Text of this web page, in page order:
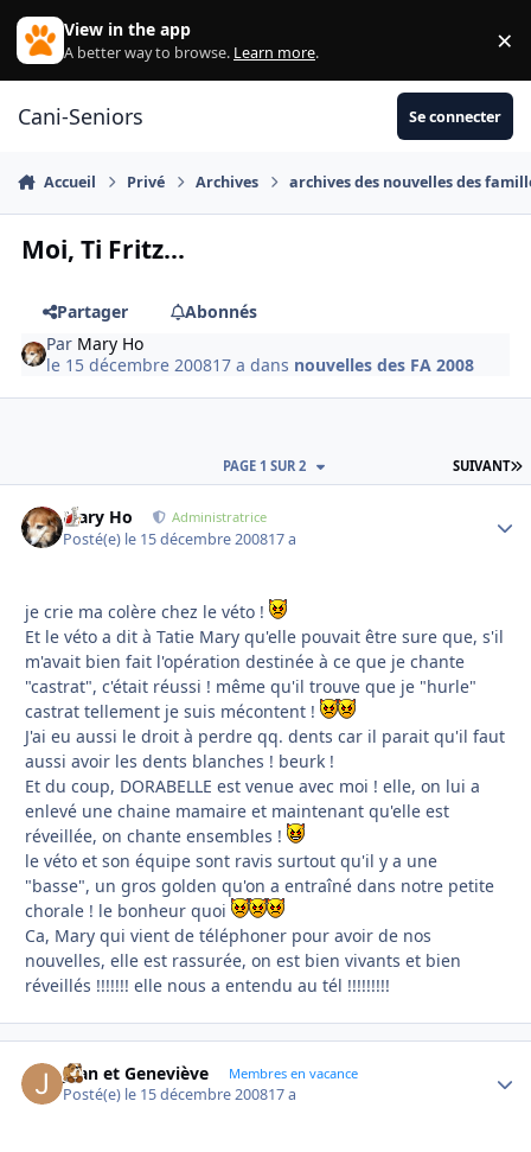
Aller au contenu
View in the app
A better way to browse. Learn more. ×
Cani-Seniors Se connecter
Accueil Privé Archives archives des nouvelles des
Moi, Ti Fritz...
Partager
Abonnés
Par Mary Ho
le 15 décembre 200817 a dans nouvelles des FA 2008
SUIVANT
PAGE 1 SUR 2
Mary Ho Administratrice
Posté(e) le 15 décembre 200817 a
je crie ma colère chez le véto !
Et le véto a dit à Tatie Mary qu'elle pouvait être sure que, s'il
m'avait bien fait l'opération destinée à ce que je chante
"castrat", c'était réussi ! même qu'il trouve que je "hurle"
castrat tellement je suis mécontent !
J'ai eu aussi le droit à perdre qq. dents car il parait qu'il faut
aussi avoir les dents blanches ! beurk !
Et du coup, DORABELLE est venue avec moi ! elle, on lui a
enlevé une chaine mamaire et maintenant qu'elle est
réveillée, on chante ensembles !
le véto et son équipe sont ravis surtout qu'il y a une
"basse", un gros golden qu'on a entraîné dans notre petite
chorale ! le bonheur quoi
Ca, Mary qui vient de téléphoner pour avoir de nos
nouvelles, elle est rassurée, on est bien vivants et bien
réveillés !!!!!!! elle nous a entendu au tél !!!!!!!!!
Jean et Geneviève Membres en vacance
Posté(e) le 15 décembre 200817 a